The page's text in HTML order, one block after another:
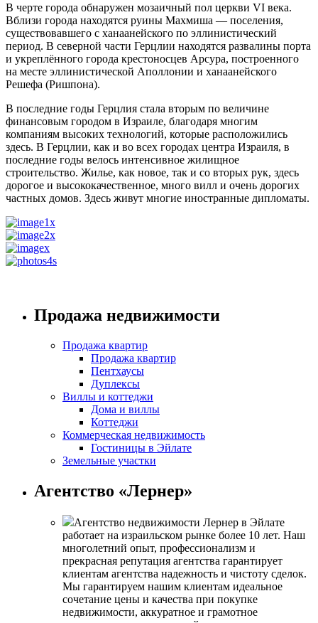
В черте города обнаружен мозаичный пол церкви VI века.
Вблизи города находятся руины Махмиша — поселения,
существовавшего с ханаанейского по эллинистический
период. В северной части Герцлии находятся развалины порта
и укреплённого города крестоносцев Арсура, построенного
на месте эллинистической Аполлонии и ханаанейского
Решефа (Ришпона).
В последние годы Герцлия стала вторым по величине
финансовым городом в Израиле, благодаря многим
компаниям высоких технологий, которые расположились
здесь. В Герцлии, как и во всех городах центра Израиля, в
последние годы велось интенсивное жилищное
строительство. Жилье, как новое, так и со вторых рук, здесь
дорогое и высококачественное, много вилл и очень дорогих
частных домов. Здесь живут многие иностранные дипломаты.
Продажа недвижимости
Продажа квартир
Продажа квартир
Пентхаусы
Дуплексы
Виллы и коттеджи
Дома и виллы
Коттеджи
Коммерческая недвижимость
Гостиницы в Эйлате
Земельные участки
Агентство «Лернер»
Агентство недвижимости Лернер в Эйлате
работает на израильском рынке более 10 лет. Наш
многолетний опыт, профессионализм и
прекрасная репутация агентства гарантирует
клиентам агентства надежность и чистоту сделок.
Мы гарантируем нашим клиентам идеальное
сочетание цены и качества при покупке
недвижимости, аккуратное и грамотное